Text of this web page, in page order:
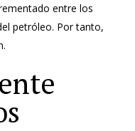
entre los
petróleo. Por tanto,